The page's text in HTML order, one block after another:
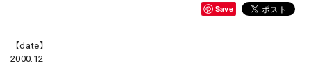
Save
【date】
2000.12